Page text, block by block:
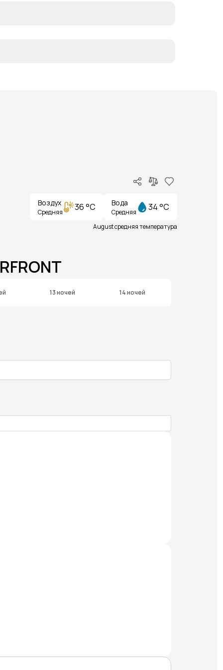
Воздух
Средняя 36 °C Вода
Средняя 34 °C
August средняя температура
13 ночей 14 ночей